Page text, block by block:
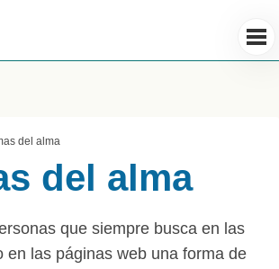
del alma
del alma
que siempre busca en las
en las páginas web una forma de